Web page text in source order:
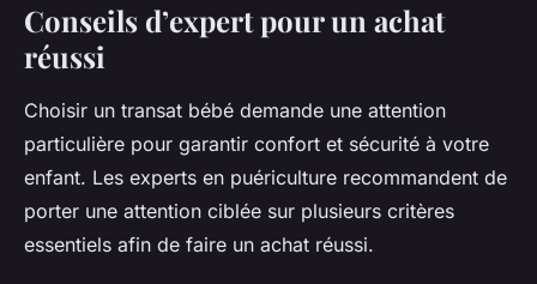
Conseils d’expert pour un achat
réussi
Choisir un transat bébé demande une attention
particulière pour garantir confort et sécurité à votre
enfant. Les experts en puériculture recommandent de
porter une attention ciblée sur plusieurs critères
essentiels afin de faire un achat réussi.